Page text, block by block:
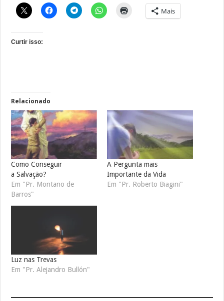
Mais
Curtir isso:
Relacionado
Como Conseguir
a Salvação?
Em "Pr. Montano de
Barros"
A Pergunta mais
Importante da Vida
Em "Pr. Roberto Biagini"
Luz nas Trevas
Em "Pr. Alejandro Bullón"